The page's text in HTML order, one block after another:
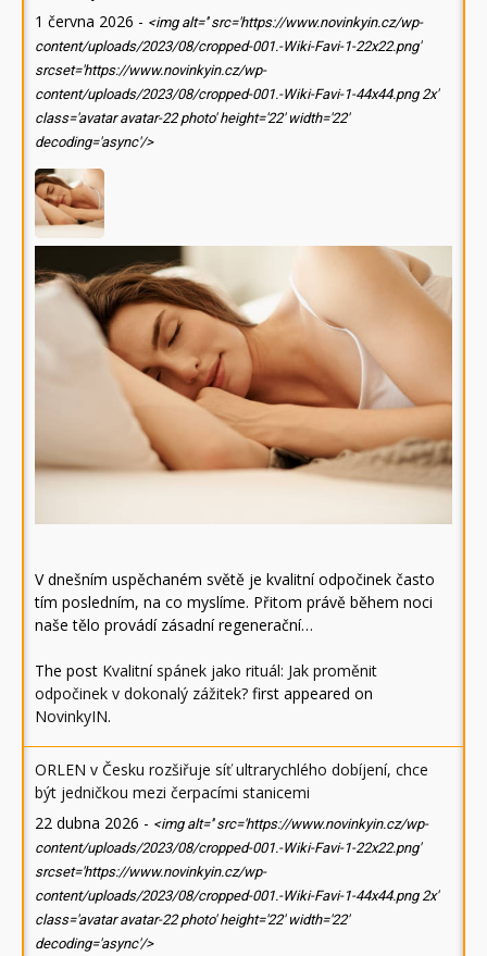
1 června 2026 - <img alt='' src='https://www.novinkyin.cz/wp-
content/uploads/2023/08/cropped-001.-Wiki-Favi-1-22x22.png'
srcset='https://www.novinkyin.cz/wp-
content/uploads/2023/08/cropped-001.-Wiki-Favi-1-44x44.png 2x'
class='avatar avatar-22 photo' height='22' width='22'
decoding='async'/>
V dnešním uspěchaném světě je kvalitní odpočinek často
tím posledním, na co myslíme. Přitom právě během noci
naše tělo provádí zásadní regenerační…
The post Kvalitní spánek jako rituál: Jak proměnit
odpočinek v dokonalý zážitek? first appeared on
NovinkyIN.
ORLEN v Česku rozšiřuje síť ultrarychlého dobíjení, chce
být jedničkou mezi čerpacími stanicemi
22 dubna 2026 - <img alt='' src='https://www.novinkyin.cz/wp-
content/uploads/2023/08/cropped-001.-Wiki-Favi-1-22x22.png'
srcset='https://www.novinkyin.cz/wp-
content/uploads/2023/08/cropped-001.-Wiki-Favi-1-44x44.png 2x'
class='avatar avatar-22 photo' height='22' width='22'
decoding='async'/>